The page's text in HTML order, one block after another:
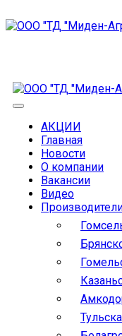
АКЦИИ
Главная
Новости
О компании
Вакансии
Видео